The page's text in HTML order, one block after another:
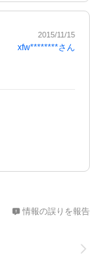
2015/11/15
xfw********さん
情報の誤りを報告